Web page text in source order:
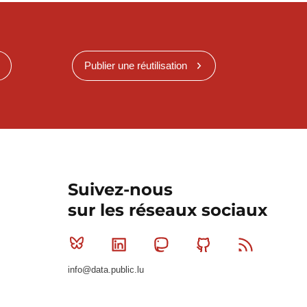
Publier une réutilisation
Suivez-nous
sur les réseaux sociaux
Bluesky Linkedin MastodonGithub
info@data.public.lu